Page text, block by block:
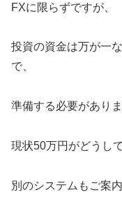
FXに限らずですが、
投資の資金は万が一
で、
準備する必要がありま
現状50万円がどうし
別のシステムもご案